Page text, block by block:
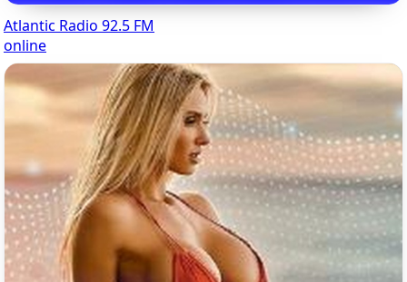
Atlantic Radio 92.5 FM
online